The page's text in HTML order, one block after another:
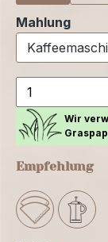
Mahlung
Wir
Empfehlung